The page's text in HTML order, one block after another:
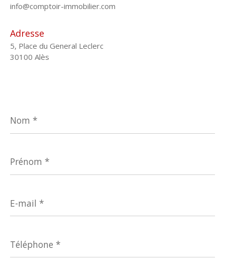
info@comptoir-immobilier.com
Adresse
5, Place du General Leclerc
30100 Alès
*
*
mail
*
*